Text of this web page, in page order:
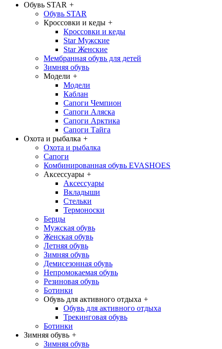
Обувь STAR +
Обувь STAR
Кроссовки и кеды +
Кроссовки и кеды
Star Мужские
Star Женские
Мембранная обувь для детей
Зимняя обувь
Модели +
Модели
Каблан
Сапоги Чемпион
Сапоги Аляска
Сапоги Арктика
Сапоги Тайга
Охота и рыбалка +
Охота и рыбалка
Сапоги
Комбинированная обувь EVASHOES
Аксессуары +
Аксессуары
Вкладыши
Стельки
Термоноски
Берцы
Мужская обувь
Женская обувь
Летняя обувь
Зимняя обувь
Демисезонная обувь
Непромокаемая обувь
Резиновая обувь
Ботинки
Обувь для активного отдыха +
Обувь для активного отдыха
Трекинговая обувь
Ботинки
Зимняя обувь +
Зимняя обувь